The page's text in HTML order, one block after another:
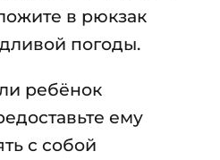
в рюкзак
погоды.
ребёнок
ему
с собой